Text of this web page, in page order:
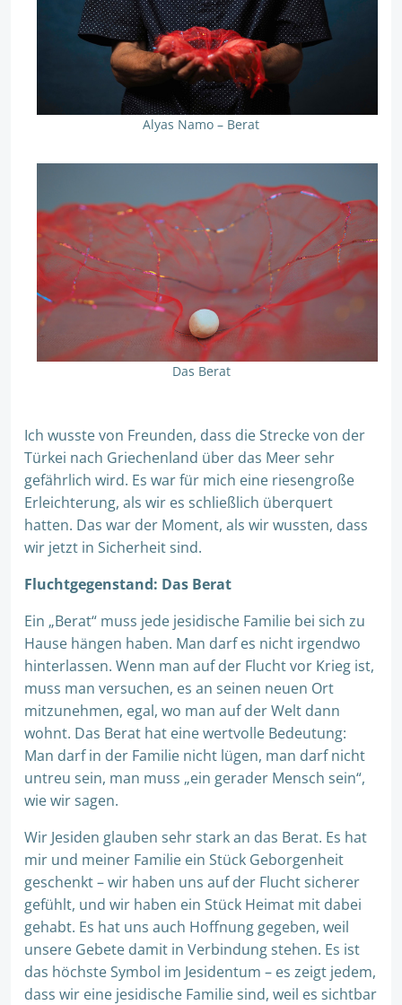
Alyas Namo – Berat
Das Berat
Ich wusste von Freunden, dass die Strecke von der
Türkei nach Griechenland über das Meer sehr
gefährlich wird. Es war für mich eine riesengroße
Erleichterung, als wir es schließlich überquert
hatten. Das war der Moment, als wir wussten, dass
wir jetzt in Sicherheit sind.
Fluchtgegenstand: Das Berat
Ein „Berat“ muss jede jesidische Familie bei sich zu
Hause hängen haben. Man darf es nicht irgendwo
hinterlassen. Wenn man auf der Flucht vor Krieg ist,
muss man versuchen, es an seinen neuen Ort
mitzunehmen, egal, wo man auf der Welt dann
wohnt. Das Berat hat eine wertvolle Bedeutung:
Man darf in der Familie nicht lügen, man darf nicht
untreu sein, man muss „ein gerader Mensch sein“,
wie wir sagen.
Wir Jesiden glauben sehr stark an das Berat. Es hat
mir und meiner Familie ein Stück Geborgenheit
geschenkt – wir haben uns auf der Flucht sicherer
gefühlt, und wir haben ein Stück Heimat mit dabei
gehabt. Es hat uns auch Hoffnung gegeben, weil
unsere Gebete damit in Verbindung stehen. Es ist
das höchste Symbol im Jesidentum – es zeigt jedem,
dass wir eine jesidische Familie sind, weil es sichtbar